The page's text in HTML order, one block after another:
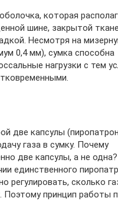
которая
шине, закрытой
Несмотря на
0,4 мм), сумка способна
нагрузки с тем
две капсулы
газа в сумку. Почему
две капсулы, а не
единственного
регулировать, сколько
Поэтому принцип работы